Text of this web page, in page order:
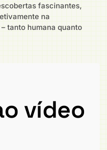
fascinantes,
na
tanto humana quanto
vídeo